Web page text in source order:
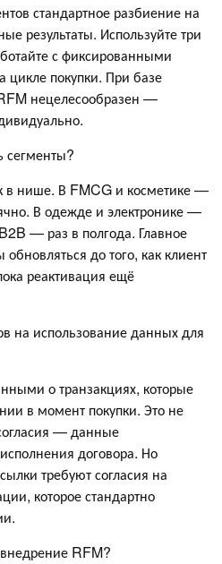
стандартное разбиение на
результаты. Используйте три
с фиксированными
покупки. При базе
нецелесообразен —
сегменты?
в нише. В FMCG и косметике —
В одежде и электронике —
— раз в полгода. Главное
до того, как клиент
реактивация ещё
на использование данных для
о транзакциях, которые
в момент покупки. Это не
— данные
договора. Но
требуют согласия на
которое стандартно
RFM?